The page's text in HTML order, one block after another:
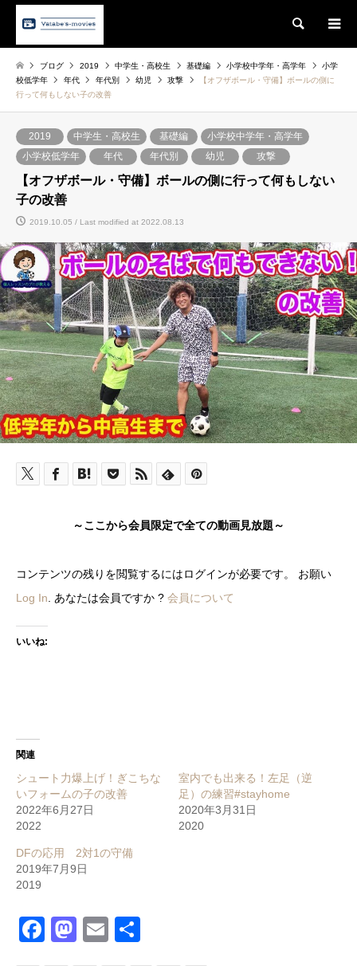
Search
ブログ 2019 中学生・高校生 基礎編 小学校中学年・高学年
小学
校低学年
年代 年代別 幼児 攻撃
【オフザボール・守備】ボールの側に
行って何もしない子の改善
2019 中学生・高校生 基礎編
小学校中学年・高学年
小学校低学年
年代 年代別 幼児 攻撃
【オフザボール・守備】ボールの側に行って何もしない
子の改善
2019.10.05 / Last modified at 2022.08.13
～ここから会員限定で全ての動画見放題～
コンテンツの残りを閲覧するにはログインが必要です。 お願い
Log In . あなたは会員ですか ? 会員について
いいね:
関連
シュート力爆上げ！ぎこちな
いフォームの子の改善
2022年6月27日
2022
室内でも出来る！左足（逆
足）の練習#stayhome
2020年3月31日
2020
DFの応用 2対1の守備
2019年7月9日
2019
Facebook
Mastodon
Email